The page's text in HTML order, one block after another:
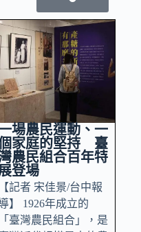
場農民運動、一
家庭的堅持 臺
農民組合百年特
登場
【記者 宋佳景/台中報
】 1926年成立的
「臺灣農民組合」，是